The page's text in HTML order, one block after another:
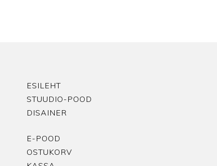
ESILEHT
STUUDIO-POOD
DISAINER
E-POOD
OSTUKORV